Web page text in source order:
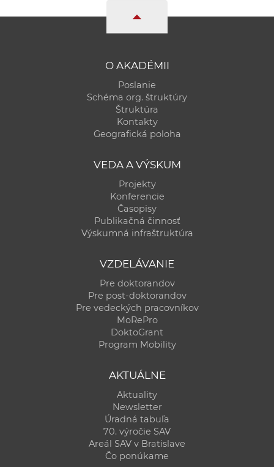
O AKADÉMII
Poslanie
Schéma org. štruktúry
Štruktúra
Kontakty
Geografická poloha
VEDA A VÝSKUM
Projekty
Konferencie
Časopisy
Publikačná činnosť
Výskumná infraštruktúra
VZDELÁVANIE
Pre doktorandov
Pre post-doktorandov
Pre vedeckých pracovníkov
MoRePro
DoktoGrant
Program Mobility
AKTUÁLNE
Aktuality
Newsletter
Úradná tabuľa
70. výročie SAV
Areál SAV v Bratislave
Čo ponúkame